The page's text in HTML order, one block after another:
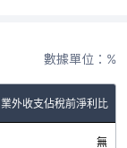
數據單位：%
業外收支佔稅前淨利比
無